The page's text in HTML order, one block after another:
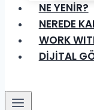
NE YENİR?
NEREDE
WORK
DİJİTAL